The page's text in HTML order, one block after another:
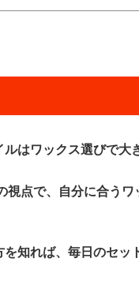
ルはワックス選びで大
視点で、自分に合うワ
を知れば、毎日のセッ